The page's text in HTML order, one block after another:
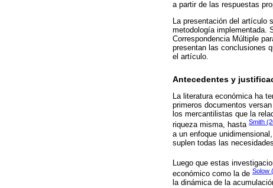
a partir de las respuestas
La presentación del
metodología implementada.
Correspondencia Múltiple
presentan las conclusiones
el artículo.
Antecedentes y
La literatura económica ha
primeros documentos
los mercantilistas que la
riqueza misma, hasta Smith
a un enfoque
suplen todas las
Luego que estas
económico como la de Solow
la dinámica de la